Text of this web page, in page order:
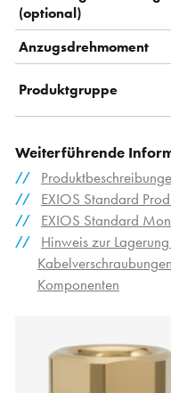
(optional)
Anzugsdrehmoment
Produktgruppe
Weiterführende
EXIOS Standard
EXIOS Standard
Hinweis zur
Komponenten